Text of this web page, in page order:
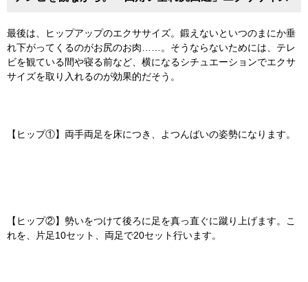
最後は、ヒップアップのエクササイズ。鍛えないといつのまにか垂
れ下がってくるのがお尻のお肉……。そうならないためには、テレ
ビを観ている間や寝る前など、横になるシチュエーションでエクサ
サイズを取り入れるのが効果的だそう。
【ヒップ①】両手両足を床につき、よつんばいの姿勢になります。
【ヒップ②】勢いをつけて後ろに足を真っ直ぐに蹴り上げます。こ
れを、片足10セット、両足で20セット行います。